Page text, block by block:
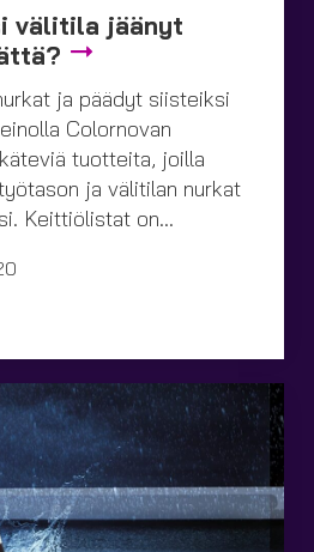
välitila jäänyt
ja päädyt siisteiksi
Colornovan
tuotteita, joilla
ja välitilan nurkat
Keittiölistat on…